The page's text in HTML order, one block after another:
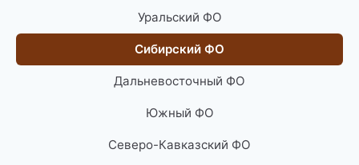
Уральский ФО
Сибирский ФО
Дальневосточный ФО
Южный ФО
Северо-Кавказский ФО